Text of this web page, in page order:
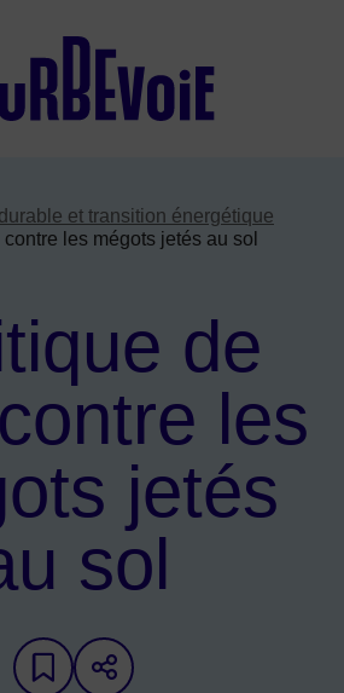
et transition énergétique
les mégots jetés au sol
de
les
jetés
sol
Ajouter aux favoris
Partager sur les